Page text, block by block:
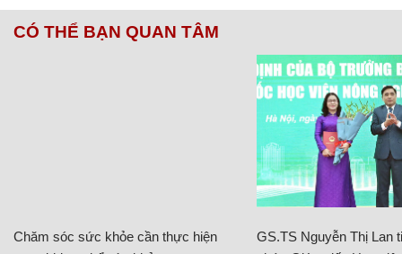
CÓ THỂ BẠN QUAN TÂM
Chăm sóc sức khỏe cần thực hiện
GS.TS Nguyễn Thị Lan